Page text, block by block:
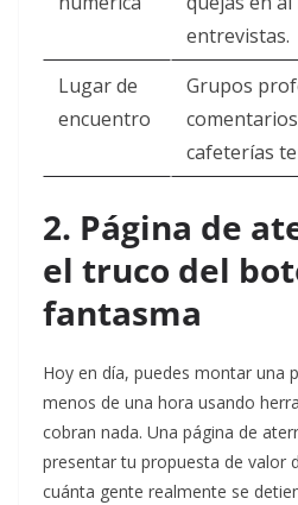
entrevistas.
Lugar de
encuentro
Grupos
cafeterías
2. Página de
el truco del
fantasma
Hoy en día, puedes montar una
menos de una hora usando
cobran nada. Una página de
presentar tu propuesta de valor
cuánta gente realmente se